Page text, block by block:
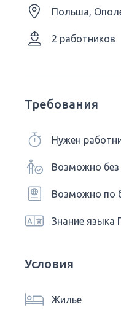
Польша,
2 работников
Требования
Нужен
Возможно
Возможно по
Знание языка
Условия
Жилье